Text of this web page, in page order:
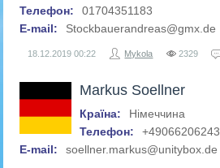
Телефон:
01704351183
E-mail:
Stockbauerandreas@gmx.de
18.12.2019 00:22 Mykola 2329
Markus Soellner
Країна:
Німеччина
Телефон:
+49066206243
E-mail:
soellner.markus@unitybox.de